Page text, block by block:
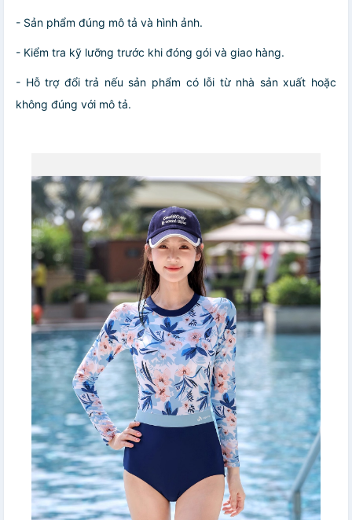
- Sản phẩm đúng mô tả và hình ảnh.
- Kiểm tra kỹ lưỡng trước khi đóng gói và giao hàng.
- Hỗ trợ đổi trả nếu sản phẩm có lỗi từ nhà sản xuất hoặc
không đúng với mô tả.